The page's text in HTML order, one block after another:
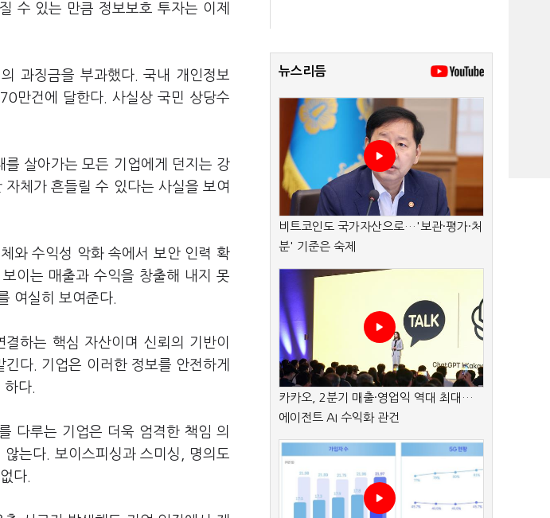
수 있는 만큼 정보보호 투자는 이제
과징금을 부과했다. 국내 개인정보
만건에 달한다. 사실상 국민 상당수
살아가는 모든 기업에게 던지는 강
체가 흔들릴 수 있다는 사실을 보여
와 수익성 악화 속에서 보안 인력 확
이는 매출과 수익을 창출해 내지 못
여실히 보여준다.
하는 핵심 자산이며 신뢰의 기반이
다. 기업은 이러한 정보를 안전하게
다.
다루는 기업은 더욱 엄격한 책임 의
는다. 보이스피싱과 스미싱, 명의도
다.
뉴스리듬
비트코인도 국가자산으로…'보관·평가·처
분' 기준은 숙제
카카오, 2분기 매출·영업익 역대 최대…
에이전트 AI 수익화 관건